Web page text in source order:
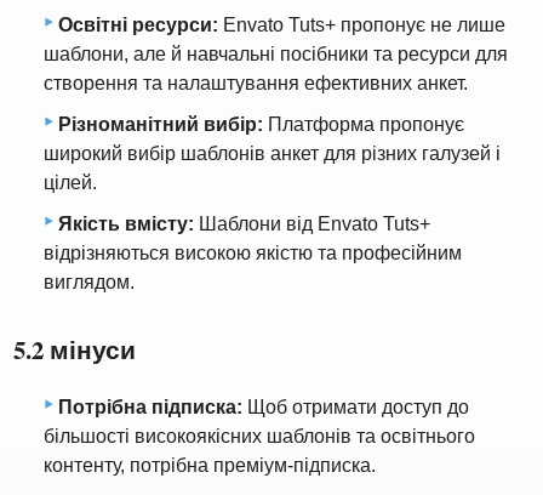
Освітні ресурси: Envato Tuts+ пропонує не лише
шаблони, але й навчальні посібники та ресурси для
створення та налаштування ефективних анкет.
Різноманітний вибір: Платформа пропонує
широкий вибір шаблонів анкет для різних галузей і
цілей.
Якість вмісту: Шаблони від Envato Tuts+
відрізняються високою якістю та професійним
виглядом.
5.2 мінуси
Потрібна підписка: Щоб отримати доступ до
більшості високоякісних шаблонів та освітнього
контенту, потрібна преміум-підписка.